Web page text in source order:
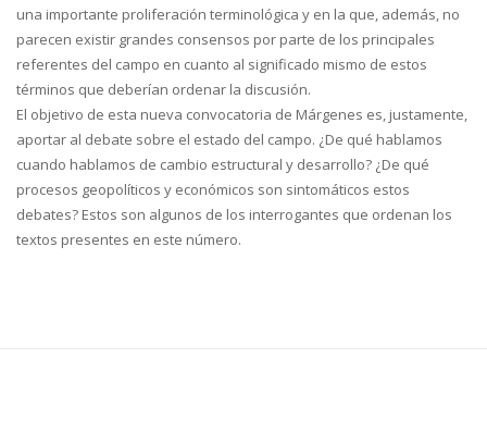
una importante proliferación terminológica y en la que, además, no
parecen existir grandes consensos por parte de los principales
referentes del campo en cuanto al significado mismo de estos
términos que deberían ordenar la discusión.
El objetivo de esta nueva convocatoria de Márgenes es, justamente,
aportar al debate sobre el estado del campo. ¿De qué hablamos
cuando hablamos de cambio estructural y desarrollo? ¿De qué
procesos geopolíticos y económicos son sintomáticos estos
debates? Estos son algunos de los interrogantes que ordenan los
textos presentes en este número.